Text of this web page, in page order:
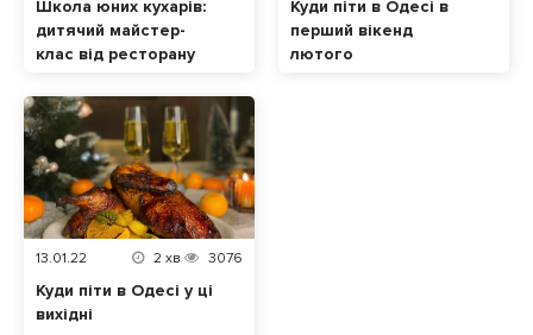
Школа юних кухарів:
дитячий майстер-
клас від ресторану
Куди піти в Одесі в
перший вікенд
лютого
13.01.22 2 хв 3076
Куди піти в Одесі у ці
вихідні